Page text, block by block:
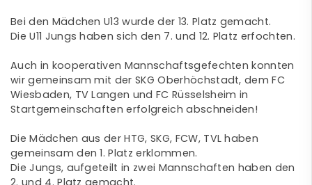
Bei den Mädchen U13 wurde der 13. Platz gemacht.
Die U11 Jungs haben sich den 7. und 12. Platz erfochten.
Auch in kooperativen Mannschaftsgefechten konnten
wir gemeinsam mit der SKG Oberhöchstadt, dem FC
Wiesbaden, TV Langen und FC Rüsselsheim in
Startgemeinschaften erfolgreich abschneiden!
Die Mädchen aus der HTG, SKG, FCW, TVL haben
gemeinsam den 1. Platz erklommen.
Die Jungs, aufgeteilt in zwei Mannschaften haben den
2. und 4. Platz gemacht.